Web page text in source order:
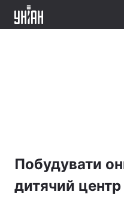
Побудувати
дитячий